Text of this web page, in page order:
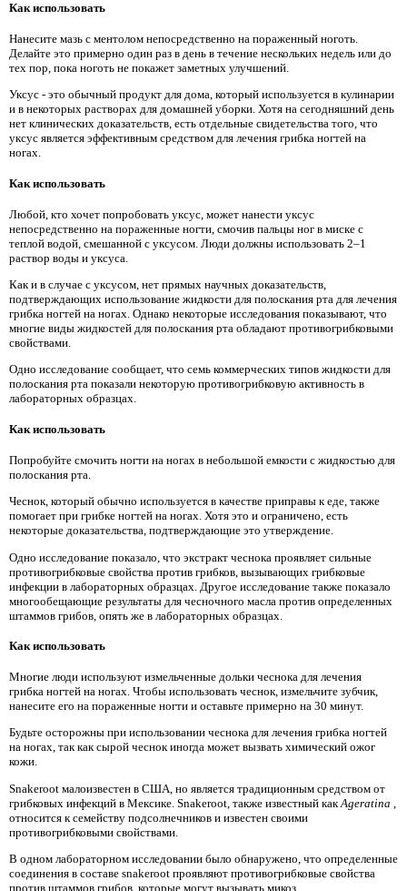
Как использовать
Нанесите мазь с ментолом непосредственно на пораженный ноготь.
Делайте это примерно один раз в день в течение нескольких недель или до
тех пор, пока ноготь не покажет заметных улучшений.
Уксус - это обычный продукт для дома, который используется в кулинарии
и в некоторых растворах для домашней уборки. Хотя на сегодняшний день
нет клинических доказательств, есть отдельные свидетельства того, что
уксус является эффективным средством для лечения грибка ногтей на
ногах.
Как использовать
Любой, кто хочет попробовать уксус, может нанести уксус
непосредственно на пораженные ногти, смочив пальцы ног в миске с
теплой водой, смешанной с уксусом. Люди должны использовать 2–1
раствор воды и уксуса.
Как и в случае с уксусом, нет прямых научных доказательств,
подтверждающих использование жидкости для полоскания рта для лечения
грибка ногтей на ногах. Однако некоторые исследования показывают, что
многие виды жидкостей для полоскания рта обладают противогрибковыми
свойствами.
Одно исследование сообщает, что семь коммерческих типов жидкости для
полоскания рта показали некоторую противогрибковую активность в
лабораторных образцах.
Как использовать
Попробуйте смочить ногти на ногах в небольшой емкости с жидкостью для
полоскания рта.
Чеснок, который обычно используется в качестве приправы к еде, также
помогает при грибке ногтей на ногах. Хотя это и ограничено, есть
некоторые доказательства, подтверждающие это утверждение.
Одно исследование показало, что экстракт чеснока проявляет сильные
противогрибковые свойства против грибков, вызывающих грибковые
инфекции в лабораторных образцах. Другое исследование также показало
многообещающие результаты для чесночного масла против определенных
штаммов грибов, опять же в лабораторных образцах.
Как использовать
Многие люди используют измельченные дольки чеснока для лечения
грибка ногтей на ногах. Чтобы использовать чеснок, измельчите зубчик,
нанесите его на пораженные ногти и оставьте примерно на 30 минут.
Будьте осторожны при использовании чеснока для лечения грибка ногтей
на ногах, так как сырой чеснок иногда может вызвать химический ожог
кожи.
Snakeroot малоизвестен в США, но является традиционным средством от
грибковых инфекций в Мексике. Snakeroot, также известный как Ageratina
относится к семейству подсолнечников и известен своими
противогрибковыми свойствами.
В одном лабораторном исследовании было обнаружено, что определенные
соединения в составе snakeroot проявляют противогрибковые свойства
против штаммов грибов, которые могут вызывать микоз.